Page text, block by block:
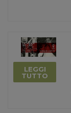
LEGGI
TUTTO